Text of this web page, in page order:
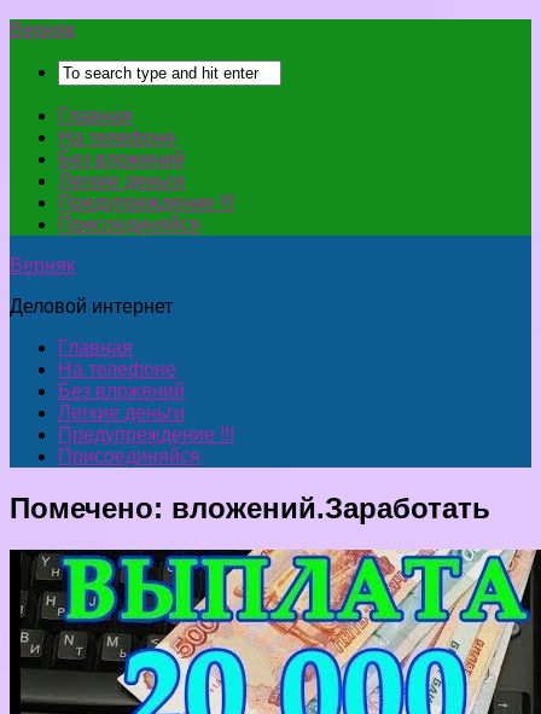
Верняк
Главная
На телефоне
Без вложений
Легкие деньги
Предупреждение !!!
Присоединяйся
Верняк
Деловой интернет
Главная
На телефоне
Без вложений
Легкие деньги
Предупреждение !!!
Присоединяйся
Помечено: вложений.Заработать